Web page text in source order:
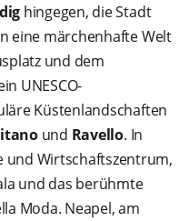
hingegen, die Stadt
eine märchenhafte Welt
und dem
UNESCO-
Küstenlandschaften
und Ravello. In
und Wirtschaftszentrum,
und das berühmte
Moda. Neapel, am